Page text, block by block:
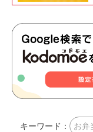
キーワード： お弁